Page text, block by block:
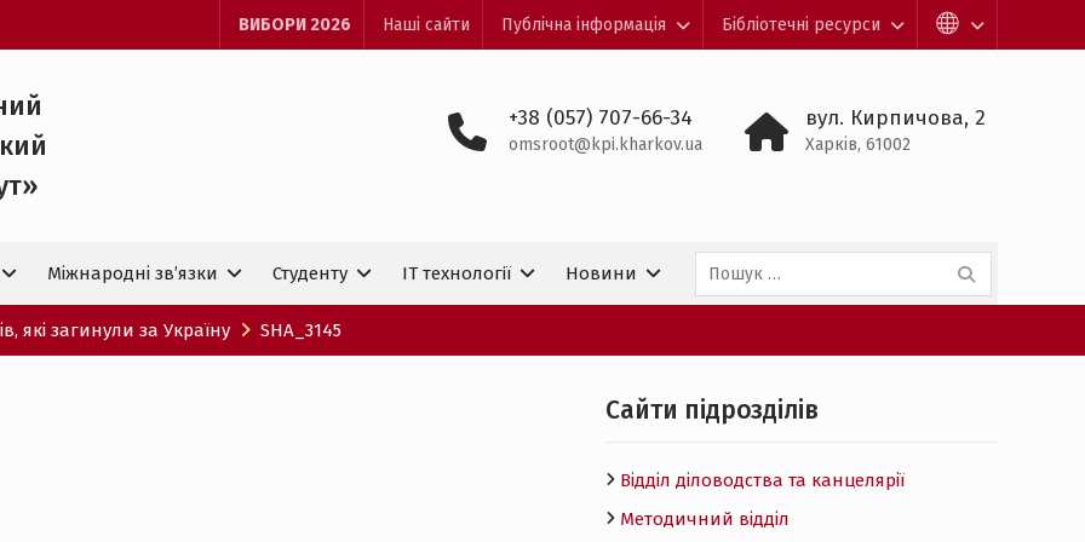
ВИБОРИ 2026 Наші сайти Публічна інформація Бібліотечні ресурси
+38 (057) 707-66-34
omsroot@kpi.kharkov.ua
вул. Кирпичова, 2
Харків, 61002
Міжнародні зв’язки Студенту IT технологiї Новини
Пошук:
які загинули за Україну SHA_3145
Cайти підрозділів
Відділ діловодства та канцелярії
Методичний відділ